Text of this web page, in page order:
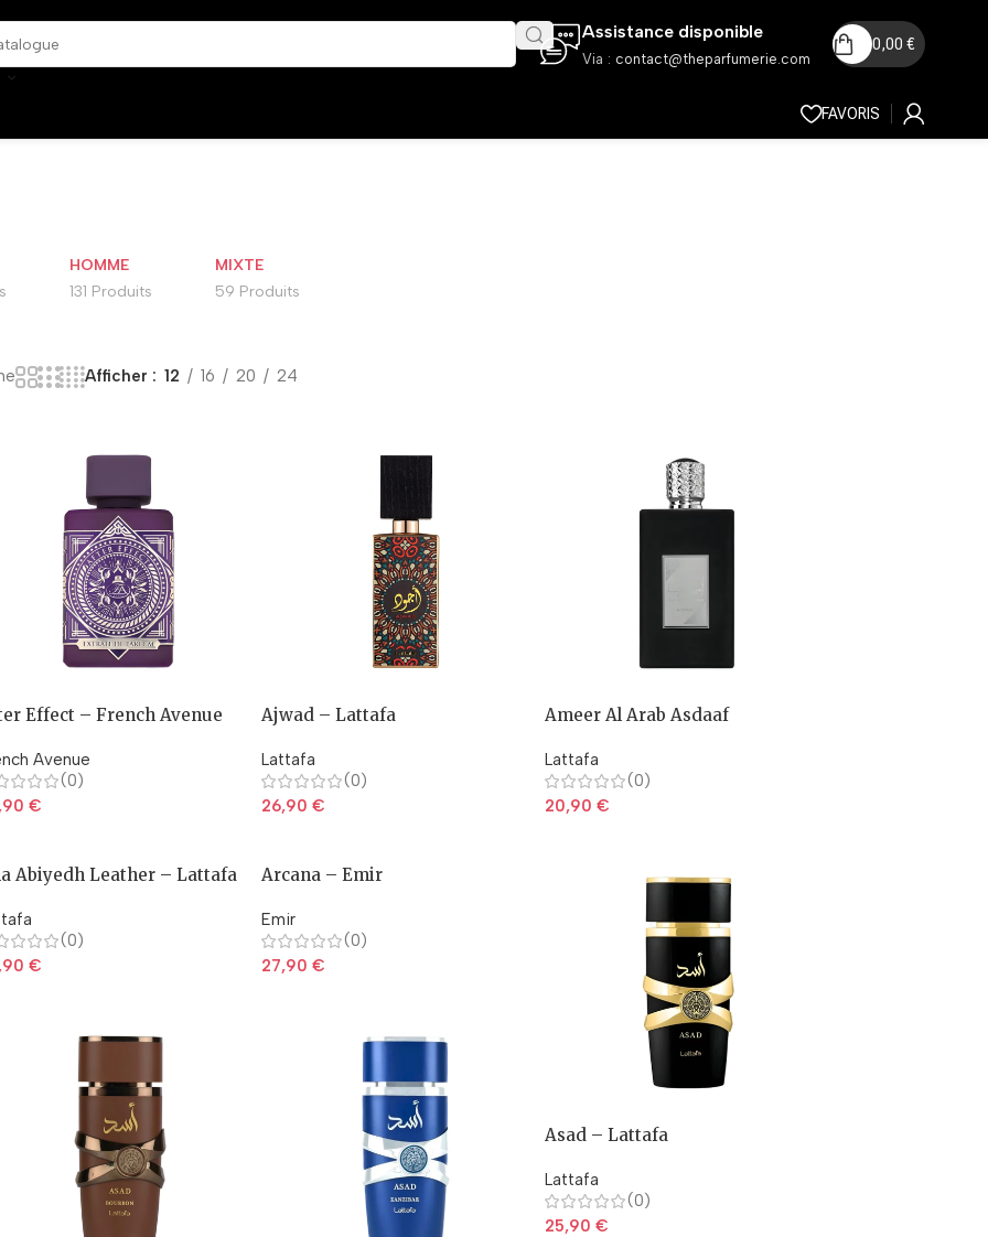
Assistance disponible
Via : contact@theparfumerie.com
0,00 €
FAVORIS
HOMME
131 Produits
MIXTE
59 Produits
Afficher 12 16 20 24
Effect – French Avenue
Avenue
(0)
€
Ajwad – Lattafa
Lattafa
(0)
26,90€
Ameer Al Arab Asdaaf
Lattafa
(0)
20,90€
Abiyedh Leather – Lattafa
(0)
€
Arcana – Emir
Emir
(0)
27,90€
Asad – Lattafa
Lattafa
(0)
25,90€